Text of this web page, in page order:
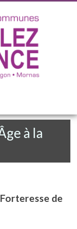
à la
de